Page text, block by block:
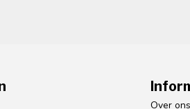
Over ons